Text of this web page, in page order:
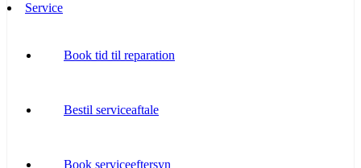
Service
Book tid til reparation
Bestil serviceaftale
Book serviceeftersyn